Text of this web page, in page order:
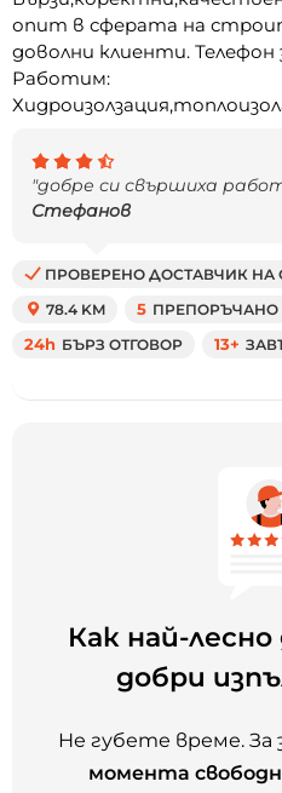
опит в сферата на
доволни клиенти. Телефон
Работим:
"добре си свършиха
Стефанов
ПРОВЕРЕНО ДОСТАВЧИК НА
78.4 KM
5 ПРЕПОРЪЧАНО
24h БЪРЗ ОТГОВОР 13+
Как най-
добри
Не губете време. За
момента